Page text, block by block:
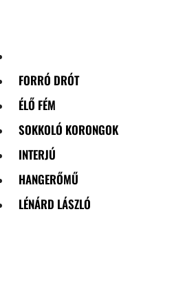
FORRÓ DRÓT
ÉLŐ FÉM
SOKKOLÓ KORONGOK
INTERJÚ
HANGERŐMŰ
LÉNÁRD LÁSZLÓ